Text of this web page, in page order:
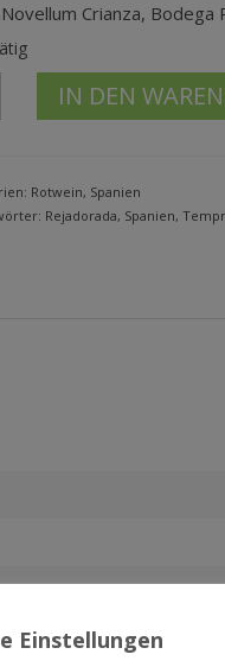
Crianza, Bodega
IN DEN
Rotwein, Spanien
Rejadorada, Spanien,
Tinta Roriz)
Einstellungen